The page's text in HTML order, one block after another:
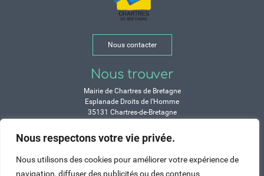
Nous respectons votre vie privée.
Nous utilisons des cookies pour améliorer votre expérience de
navigation, diffuser des publicités ou des contenus
Nous contacter
Nous trouver
Mairie de Chartres de Bretagne
Esplanade Droits de l’Homme
35131 Chartres-de-Bretagne
Horaires
Durant les congés d’été :